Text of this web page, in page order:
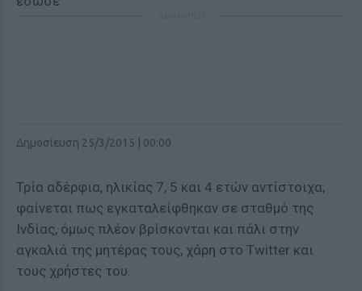
Δημοσίευση 25/3/2015 | 00:00
Τρία αδέρφια, ηλικίας 7, 5 και 4 ετών αντίστοιχα,
φαίνεται πως εγκαταλείφθηκαν σε σταθμό της
Ινδίας, όμως πλέον βρίσκονται και πάλι στην
αγκαλιά της μητέρας τους, χάρη στο Twitter και
τους χρήστες του.